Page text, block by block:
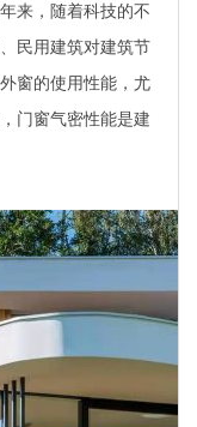
来，随着科技的不
民用建筑对建筑节
窗的使用性能，尤
门窗气密性能是建